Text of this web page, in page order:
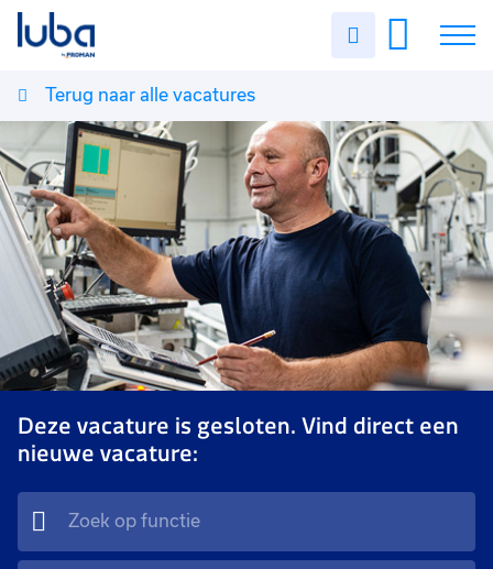
Uren
Vacatures
Over ons
Voor werkgevers
Contact
Terug naar alle vacatures
Deze vacature is gesloten. Vind direct een
nieuwe vacature: